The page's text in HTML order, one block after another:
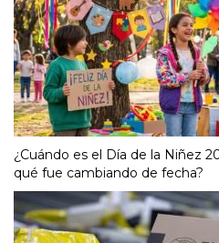
¿Cuándo es el Día de la Niñez
qué fue cambiando de fecha?